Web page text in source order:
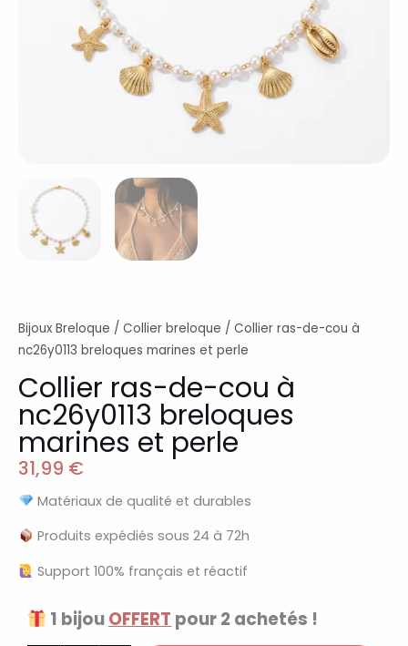
Bijoux Breloque / Collier breloque / Collier ras-de-cou à
nc26y0113 breloques marines et perle
Collier ras-de-cou à
nc26y0113 breloques
marines et perle
31,99 €
Matériaux de qualité et durables
Produits expédiés sous 24 à 72h
Support 100% français et réactif
1 bijouOFFERT pour 2 achetés !